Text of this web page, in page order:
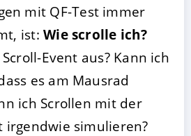
mit QF-Test immer
ist:Wie scrolle ich?
Event aus? Kann ich
es am Mausrad
ich Scrollen mit der
irgendwie simulieren?
KONFIGURIEREN